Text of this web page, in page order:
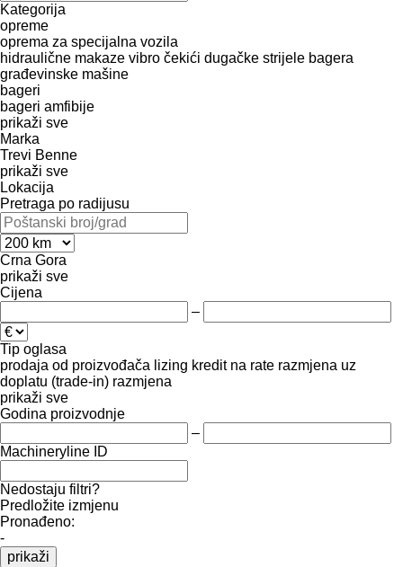
Kategorija
opreme
oprema za specijalna vozila
hidraulične makaze vibro čekići dugačke strijele bagera
građevinske mašine
bageri
bageri amfibije
prikaži sve
Marka
Trevi Benne
prikaži sve
Lokacija
Pretraga po radijusu
Crna Gora
prikaži sve
Cijena
–
Tip oglasa
prodaja od proizvođača lizing kredit na rate razmjena uz
doplatu (trade-in) razmjena
prikaži sve
Godina proizvodnje
–
Machineryline ID
Nedostaju filtri?
Predložite izmjenu
Pronađeno:
-
prikaži